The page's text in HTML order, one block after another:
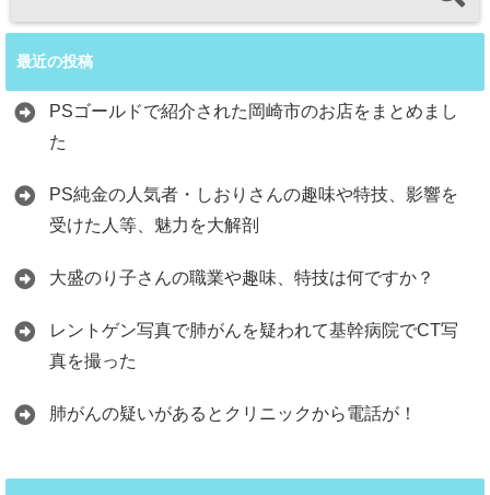
最近の投稿
PSゴールドで紹介された岡崎市のお店をまとめまし
た
PS純金の人気者・しおりさんの趣味や特技、影響を
受けた人等、魅力を大解剖
大盛のり子さんの職業や趣味、特技は何ですか？
レントゲン写真で肺がんを疑われて基幹病院でCT写
真を撮った
肺がんの疑いがあるとクリニックから電話が！